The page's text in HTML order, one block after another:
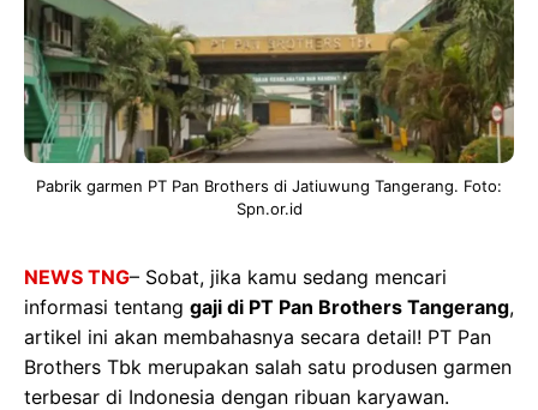
Pabrik garmen PT Pan Brothers di Jatiuwung Tangerang. Foto:
Spn.or.id
NEWS TNG– Sobat, jika kamu sedang mencari
informasi tentang gaji di PT Pan Brothers Tangerang,
artikel ini akan membahasnya secara detail! PT Pan
Brothers Tbk merupakan salah satu produsen garmen
terbesar di Indonesia dengan ribuan karyawan.